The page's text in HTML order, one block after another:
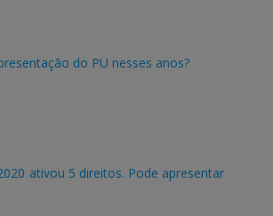
do PU nesses anos?
ativou 5 direitos. Pode apresentar